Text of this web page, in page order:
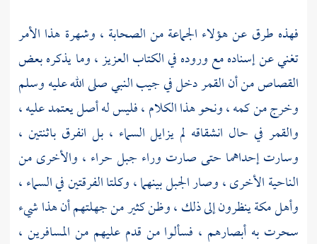
فهذه طرق عن هؤلاء الجماعة من الصحابة ، وشهرة هذا الأمر
تغني عن إسناده مع وروده في الكتاب العزيز ، وما يذكره بعض
القصاص من أن القمر دخل في جيب النبي صلى الله عليه وسلم
وخرج من كمه ، ونحو هذا الكلام ، فليس له أصل يعتمد عليه ،
والقمر في حال انشقاقه لم يزايل السماء ، بل انفرق باثنتين ،
وسارت إحداهما حتى صارت وراء جبل حراء ، والأخرى من
الناحية الأخرى ، وصار الجبل بينهما ، وكلتا الفرقتين في السماء ،
وأهلمكةينظرون إلى ذلك ، وظن كثير من جهلتهم أن هذا شيء
سحرت به أبصارهم ، فسألوا من قدم عليهم من المسافرين ،